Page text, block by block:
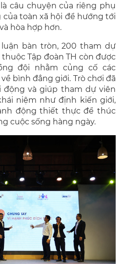
câu chuyện của riêng phụ
của toàn xã hội để hướng tới
hòa hợp hơn.
bàn tròn, 200 tham dự
Tập đoàn TH còn được
đội nhằm củng cố các
bình đẳng giới. Trò chơi đã
động và giúp tham dự viên
niệm như định kiến giới,
động thiết thực để thúc
cuộc sống hàng ngày.